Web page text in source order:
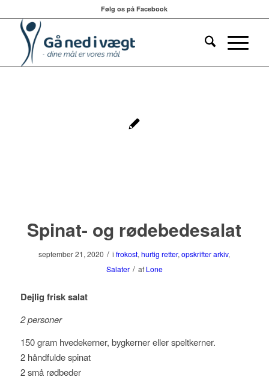
Følg os på Facebook
Spinat- og rødebedesalat
september 21, 2020 / ifrokost,hurtig retter,opskrifter arkiv,
Salater / af Lone
Dejlig frisk salat
2 personer
150 gram hvedekerner, bygkerner eller speltkerner.
2 håndfulde spinat
2 små rødbeder